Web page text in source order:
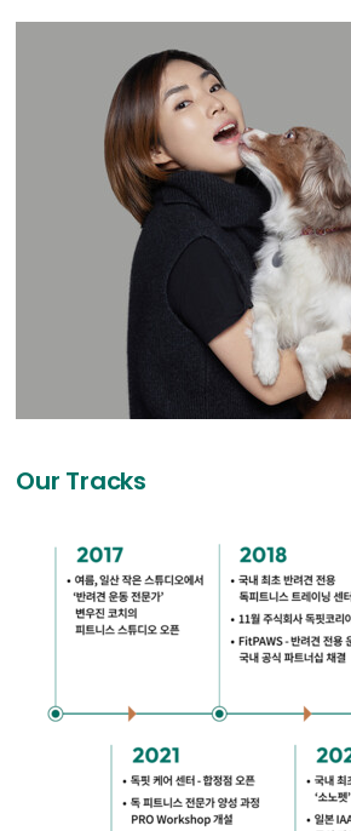
Our Tracks